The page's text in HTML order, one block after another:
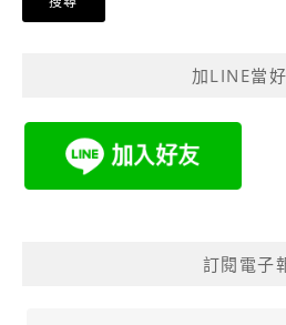
加LINE當
訂閱電子